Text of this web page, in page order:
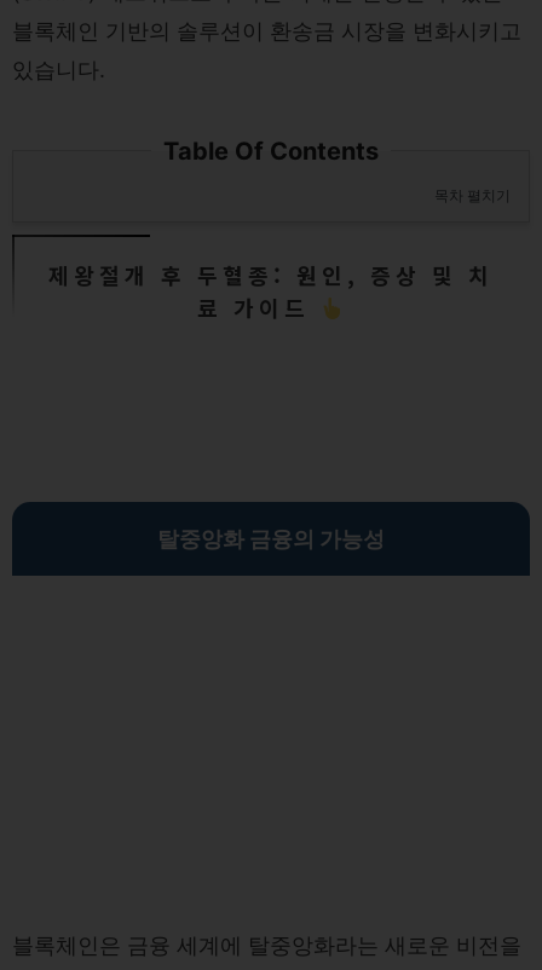
블록체인 기반의 솔루션이 환송금 시장을 변화시키고
있습니다.
Table Of Contents
목차 펼치기
제왕절개 후 두혈종: 원인, 증상 및 치
료 가이드
탈중앙화 금융의 가능성
블록체인은 금융 세계에 탈중앙화라는 새로운 비전을